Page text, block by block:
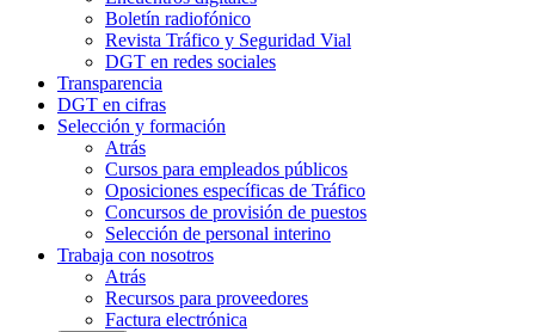
Boletín radiofónico
Revista Tráfico y Seguridad Vial
DGT en redes sociales
Transparencia
DGT en cifras
Selección y formación
Atrás
Cursos para empleados públicos
Oposiciones específicas de Tráfico
Concursos de provisión de puestos
Selección de personal interino
Trabaja con nosotros
Atrás
Recursos para proveedores
Factura electrónica